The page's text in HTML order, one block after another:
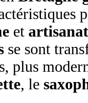
et artisanat
se sont
plus
, le